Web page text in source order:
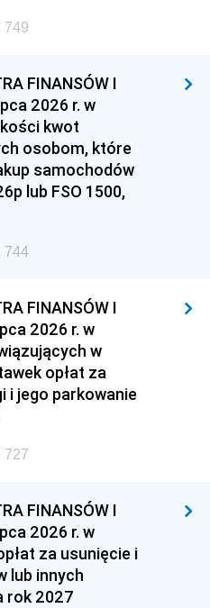
749
FINANSÓW I
2026 r. w
kwot
osobom, które
samochodów
lub FSO 1500,
744
FINANSÓW I
2026 r. w
w
opłat za
i jego parkowanie
727
FINANSÓW I
2026 r. w
za usunięcie i
lub innych
rok 2027